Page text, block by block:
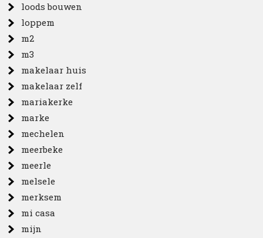
loods bouwen
loppem
m2
m3
makelaar huis
makelaar zelf
mariakerke
marke
mechelen
meerbeke
meerle
melsele
merksem
mi casa
mijn